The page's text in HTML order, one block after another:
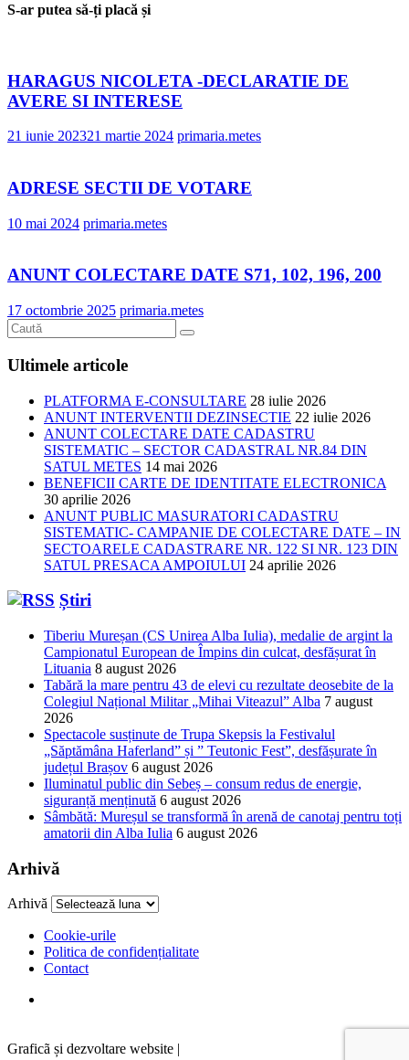
S-ar putea să-ți placă și
HARAGUS NICOLETA -DECLARATIE DE
AVERE SI INTERESE
21 iunie 202321 martie 2024 primaria.metes
ADRESE SECTII DE VOTARE
10 mai 2024 primaria.metes
ANUNT COLECTARE DATE S71, 102, 196, 200
17 octombrie 2025 primaria.metes
Ultimele articole
PLATFORMA E-CONSULTARE 28 iulie 2026
ANUNT INTERVENTII DEZINSECTIE 22 iulie 2026
ANUNT COLECTARE DATE CADASTRU
SISTEMATIC – SECTOR CADASTRAL NR.84 DIN
SATUL METES 14 mai 2026
BENEFICII CARTE DE IDENTITATE ELECTRONICA
30 aprilie 2026
ANUNT PUBLIC MASURATORI CADASTRU
SISTEMATIC- CAMPANIE DE COLECTARE DATE – IN
SECTOARELE CADASTRARE NR. 122 SI NR. 123 DIN
SATUL PRESACA AMPOIULUI 24 aprilie 2026
Știri
Tiberiu Mureșan (CS Unirea Alba Iulia), medalie de argint la
Campionatul European de Împins din culcat, desfășurat în
Lituania 8 august 2026
Tabără la mare pentru 43 de elevi cu rezultate deosebite de la
Colegiul Național Militar „Mihai Viteazul” Alba 7 august
2026
Spectacole susținute de Trupa Skepsis la Festivalul
„Săptămâna Haferland” și ” Teutonic Fest”, desfășurate în
județul Brașov 6 august 2026
Iluminatul public din Sebeș – consum redus de energie,
siguranță menținută 6 august 2026
Sâmbătă: Mureșul se transformă în arenă de canotaj pentru toți
amatorii din Alba Iulia 6 august 2026
Arhivă
Arhivă
Cookie-urile
Politica de confidențialitate
Contact
Graficã și dezvoltare website |